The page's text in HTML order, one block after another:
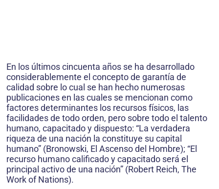
En los últimos cincuenta años se ha desarrollado
considerablemente el concepto de garantía de
calidad sobre lo cual se han hecho numerosas
publicaciones en las cuales se mencionan como
factores determinantes los recursos físicos, las
facilidades de todo orden, pero sobre todo el talento
humano, capacitado y dispuesto: “La verdadera
riqueza de una nación la constituye su capital
humano” (Bronowski, El Ascenso del Hombre); “El
recurso humano calificado y capacitado será el
principal activo de una nación” (Robert Reich, The
Work of Nations).